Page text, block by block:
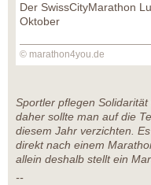
Der SwissCityMarathon
Oktober
© marathon4you.de
Sportler pflegen
daher sollte man auf die
diesem Jahr verzichten.
direkt nach einem
allein deshalb stellt ein
--